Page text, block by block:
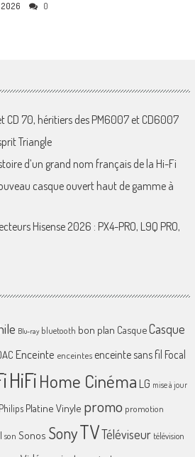
2026 0
CD 70, héritiers des PM6007 et CD6007
Triangle
d’un grand nom français de la Hi-Fi
casque ouvert haut de gamme à
Hisense 2026 : PX4-PRO, L9Q PRO,
Blu-ray bluetooth bon plan CasqueCasque
Enceinte enceintes enceinte sans fil Focal
HiFiHome Cinéma LG mise à jour
Philips Platine Vinyle promo promotion
son Sonos SonyTVTéléviseur télévision